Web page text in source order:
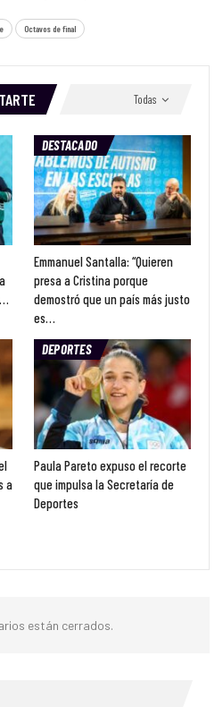
Octavos de final
Todas
DESTACADO
Emmanuel Santalla: “Quieren
presa a Cristina porque
demostró que un país más justo
es…
a
DEPORTES
Paula Pareto expuso el recorte
que impulsa la Secretaría de
Deportes
están cerrados.